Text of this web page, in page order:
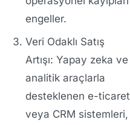
engeller.
Veri Odaklı Satış
Artışı: Yapay zeka ve
analitik araçlarla
desteklenen e-ticaret
veya CRM sistemleri,